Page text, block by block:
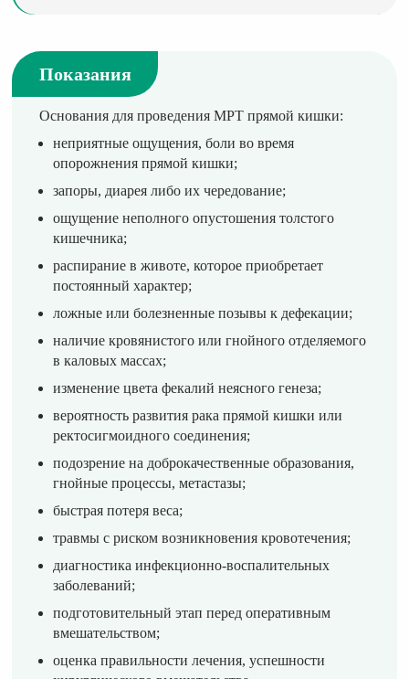
Показания
Основания для проведения МРТ прямой кишки:
неприятные ощущения, боли во время
опорожнения прямой кишки;
запоры, диарея либо их чередование;
ощущение неполного опустошения толстого
кишечника;
распирание в животе, которое приобретает
постоянный характер;
ложные или болезненные позывы к дефекации;
наличие кровянистого или гнойного отделяемого
в каловых массах;
изменение цвета фекалий неясного генеза;
вероятность развития рака прямой кишки или
ректосигмоидного соединения;
подозрение на доброкачественные образования,
гнойные процессы, метастазы;
быстрая потеря веса;
травмы с риском возникновения кровотечения;
диагностика инфекционно-воспалительных
заболеваний;
подготовительный этап перед оперативным
вмешательством;
оценка правильности лечения, успешности